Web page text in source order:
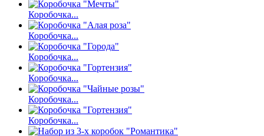
Коробочка...
Коробочка...
Коробочка...
Коробочка...
Коробочка...
Коробочка...